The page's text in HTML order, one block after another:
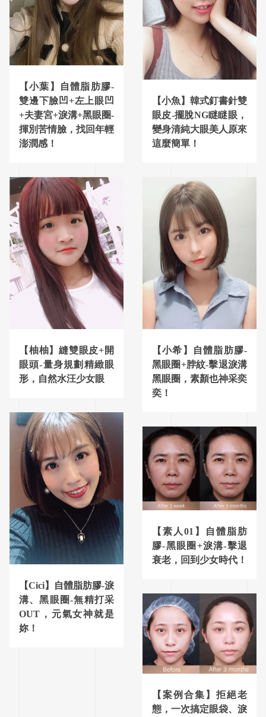
【小葉】自體脂肪膠-
雙邊下臉凹+左上眼凹
+夫妻宮+淚溝+黑眼圈-
揮別苦情臉，找回年輕
澎潤感！
【小魚】韓式釘書針雙
眼皮-擺脫NG瞇瞇眼，
變身清純大眼美人原來
這麼簡單！
【小希】自體脂肪膠-
黑眼圈+脖紋-擊退淚溝
黑眼圈，素顏也神采奕
奕！
【柚柚】縫雙眼皮+開
眼頭-量身規劃精緻眼
形，自然水汪少女眼
【Cici】自體脂肪膠-淚
溝、黑眼圈-無精打采
OUT，元氣女神就是
妳！
【素人01】自體脂肪
膠-黑眼圈+淚溝-擊退
衰老，回到少女時代！
【案例合集】拒絕老
態，一次搞定眼袋、淚